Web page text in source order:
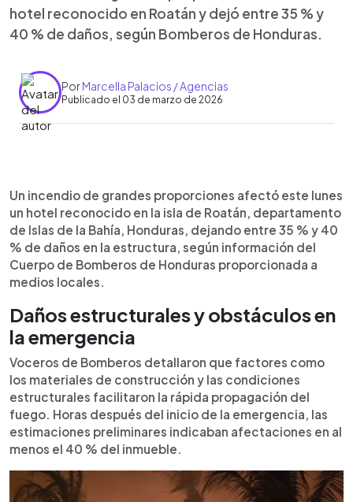
hotel reconocido en Roatán y dejó entre 35 % y
40 % de daños, según Bomberos de Honduras.
PorMarcella Palacios / Agencias
Publicado el 03 de marzo de 2026
Escuchar artículo
Un incendio de grandes proporciones afectó este
lunes un hotel reconocido en la isla de Roatán, en
Islas de la Bahía, Honduras, dejando entre 35 % y
40 % de daños en la estructura, según el Cuerpo
de Bomberos. Los materiales de construcción y
las condiciones del edificio facilitaron la
acceso impidió el ingreso de unidades pesadas,
por lo que se succionó agua del mar para
abastecer las labores. No se reportaron heridos.
Se realizará un peritaje técnico para determinar la
causa y evaluar la estructura.
Un incendio de grandes proporciones afectó este lunes
un hotel reconocido en la isla de Roatán, departamento
de Islas de la Bahía, Honduras, dejando entre 35 % y 40
% de daños en la estructura, según información del
Cuerpo de Bomberos de Honduras proporcionada a
medios locales.
Daños estructurales y obstáculos en
la emergencia
Voceros de Bomberos detallaron que factores como
los materiales de construcción y las condiciones
estructurales facilitaron la rápida propagación del
fuego. Horas después del inicio de la emergencia, las
estimaciones preliminares indicaban afectaciones en al
menos el 40 % del inmueble.